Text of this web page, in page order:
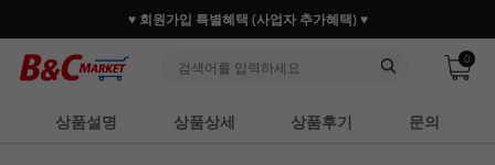
♥ 회원가입 특별혜택 (사업자 추가혜택) ♥
0
상품설명 상품상세 상품후기 문의